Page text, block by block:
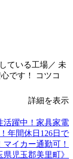
ている工場／ 未
です！ コツコ
詳細を表示